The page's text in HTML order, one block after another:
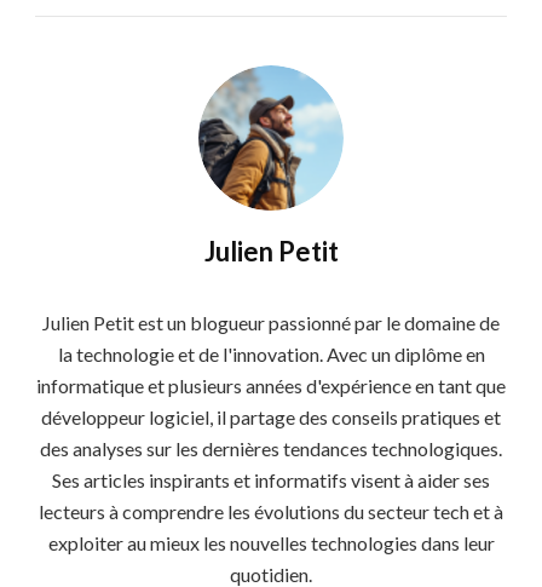
Julien Petit
Julien Petit est un blogueur passionné par le domaine de
la technologie et de l'innovation. Avec un diplôme en
informatique et plusieurs années d'expérience en tant que
développeur logiciel, il partage des conseils pratiques et
des analyses sur les dernières tendances technologiques.
Ses articles inspirants et informatifs visent à aider ses
lecteurs à comprendre les évolutions du secteur tech et à
exploiter au mieux les nouvelles technologies dans leur
quotidien.